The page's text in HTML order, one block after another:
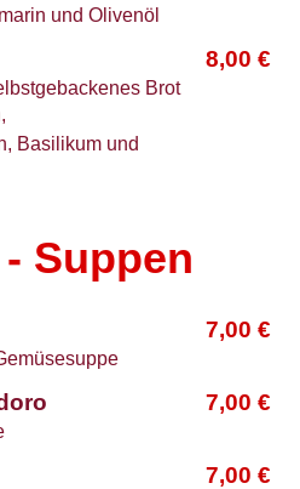
und Olivenöl
8,00 €
Brot
Basilikum und
Suppen
7,00 €
7,00 €
7,00 €